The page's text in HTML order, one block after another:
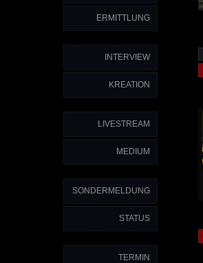
ERMITTLUNG
INTERVIEW
KREATION
LIVESTREAM
MEDIUM
SONDERMELDUNG
STATUS
TERMIN